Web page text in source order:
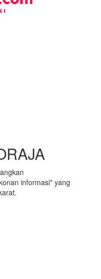
informasi" yang